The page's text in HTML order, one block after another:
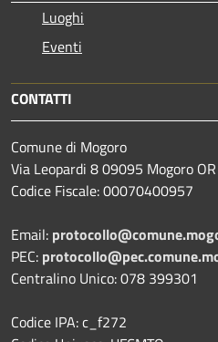
Luoghi
Eventi
CONTATTI
Comune di Mogoro
Via Leopardi 8 09095 Mogoro
Codice Fiscale: 00070400957
Email:
PEC:
Centralino Unico: 078 399301
Codice IPA: c_f272